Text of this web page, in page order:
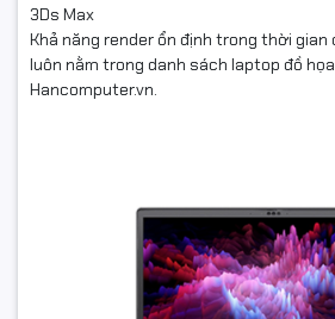
3Ds Max
Khả năng render ổn định trong thời gian
luôn nằm trong danh sách laptop đồ
Hancomputer.vn.